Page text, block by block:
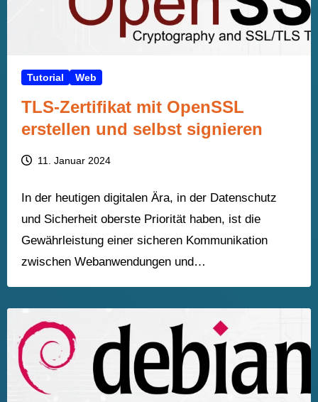
Tutorial Web
TLS-Zertifikat mit OpenSSL
erstellen und selbst signieren
11. Januar 2024
In der heutigen digitalen Ära, in der Datenschutz
und Sicherheit oberste Priorität haben, ist die
Gewährleistung einer sicheren Kommunikation
zwischen Webanwendungen und…